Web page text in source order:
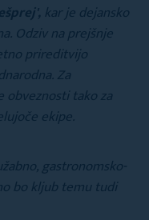
kar je dejansko
Odziv na prejšnje
prireditvijo
Za
obveznosti tako za
ekipe.
gastronomsko-
bo kljub temu tudi